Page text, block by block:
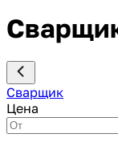
Сварщик
Цена